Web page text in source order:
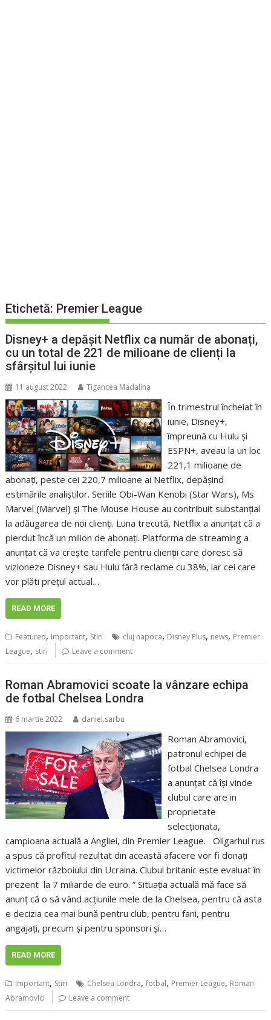
Etichetă: Premier League
Disney+ a depășit Netflix ca număr de abonați,
cu un total de 221 de milioane de clienți la
sfârșitul lui iunie
11 august 2022 Tigancea Madalina
În trimestrul încheiat în
iunie, Disney+,
împreună cu Hulu și
ESPN+, aveau la un loc
221,1 milioane de
abonați, peste cei 220,7 milioane ai Netflix, depășind
estimările analiștilor. Seriile Obi-Wan Kenobi (Star Wars), Ms
Marvel (Marvel) și The Mouse House au contribuit substanțial
la adăugarea de noi clienți. Luna trecută, Netflix a anunțat că a
pierdut încă un milion de abonați. Platforma de streaming a
anunțat că va crește tarifele pentru clienții care doresc să
vizioneze Disney+ sau Hulu fără reclame cu 38%, iar cei care
vor plăti prețul actual…
READ MORE
Featured, Important, Stiri cluj napoca, Disney Plus, news, Premier
League, stiri Leave a comment
Roman Abramovici scoate la vânzare echipa
de fotbal Chelsea Londra
6 martie 2022 daniel.sarbu
Roman Abramovici,
patronul echipei de
fotbal Chelsea Londra
a anunțat că își vinde
clubul care are in
proprietate
selecționata,
campioana actuală a Angliei, din Premier League. Oligarhul rus
a spus că profitul rezultat din această afacere vor fi donați
victimelor războiului din Ucraina. Clubul britanic este evaluat în
prezent la 7 miliarde de euro. ” Situația actuală mă face să
anunț că o să vând acțiunile mele de la Chelsea, pentru că asta
e decizia cea mai bună pentru club, pentru fani, pentru
angajați, precum și pentru sponsori și…
READ MORE
Important, Stiri Chelsea Londra,fotbal, Premier League, Roman
Abramovici
Leave a comment